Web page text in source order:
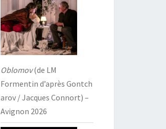
Oblomov(de LM
Formentin d’après Gontch
arov / Jacques Connort) –
Avignon 2026